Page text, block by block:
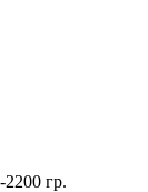
гр.